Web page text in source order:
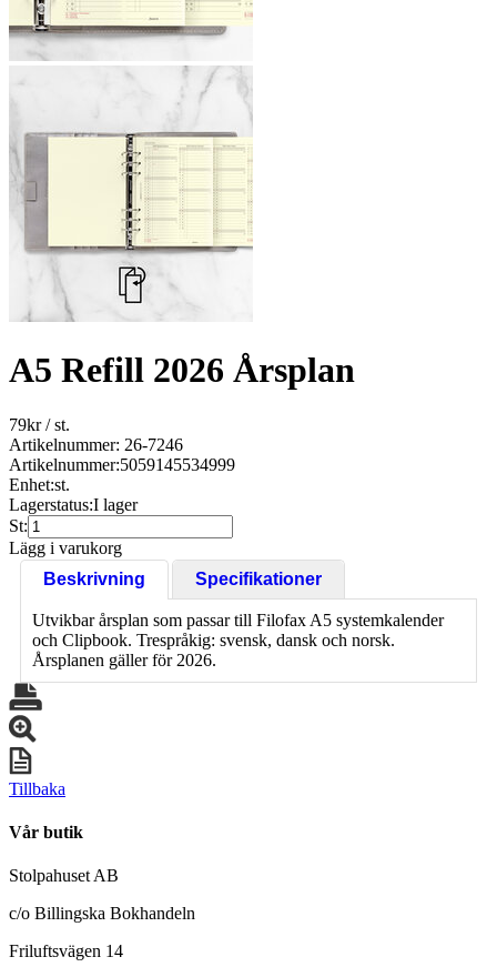
A5 Refill 2026 Årsplan
79kr/ st.
Artikelnummer: 26-7246
Artikelnummer:5059145534999
Enhet:st.
Lagerstatus:I lager
St:
Lägg i varukorg
Beskrivning
Specifikationer
Utvikbar årsplan som passar till Filofax A5 systemkalender
och Clipbook. Trespråkig: svensk, dansk och norsk.
Årsplanen gäller för 2026.
Tillbaka
Vår butik
Stolpahuset AB
c/o Billingska Bokhandeln
Friluftsvägen 14